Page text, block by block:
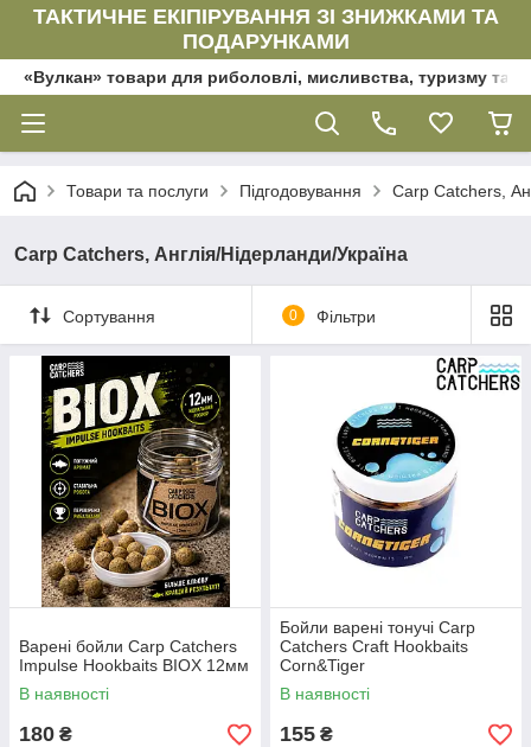
ТАКТИЧНЕ ЕКІПІРУВАННЯ ЗІ ЗНИЖКАМИ ТА
ПОДАРУНКАМИ
«Вулкан» товари для риболовлі, мисливства, туризму та
Товари та послуги Підгодовування Carp Catchers,
Carp Catchers, Англія/Нідерланди/Україна
Сортування 0 Фільтри
Варені бойли Carp Catchers
Impulse Hookbaits BIOX 12мм
В наявності
180 ₴
Бойли варені тонучі Carp
Catchers Craft Hookbaits
Corn&Tiger
В наявності
155 ₴